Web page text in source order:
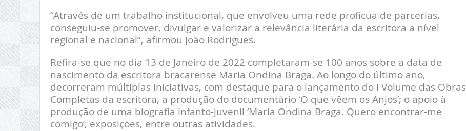
“Através de um trabalho institucional, que envolveu uma rede profícua de parcerias,
conseguiu-se promover, divulgar e valorizar a relevância literária da escritora a nível
regional e nacional”, afirmou João Rodrigues.
Refira-se que no dia 13 de Janeiro de 2022 completaram-se 100 anos sobre a data de
nascimento da escritora bracarense Maria Ondina Braga. Ao longo do último ano,
decorreram múltiplas iniciativas, com destaque para o lançamento do I Volume das Obras
Completas da escritora, a produção do documentário ‘O que vêem os Anjos’; o apoio à
produção de uma biografia infanto-juvenil ‘Maria Ondina Braga. Quero encontrar-me
comigo’; exposições, entre outras atividades.